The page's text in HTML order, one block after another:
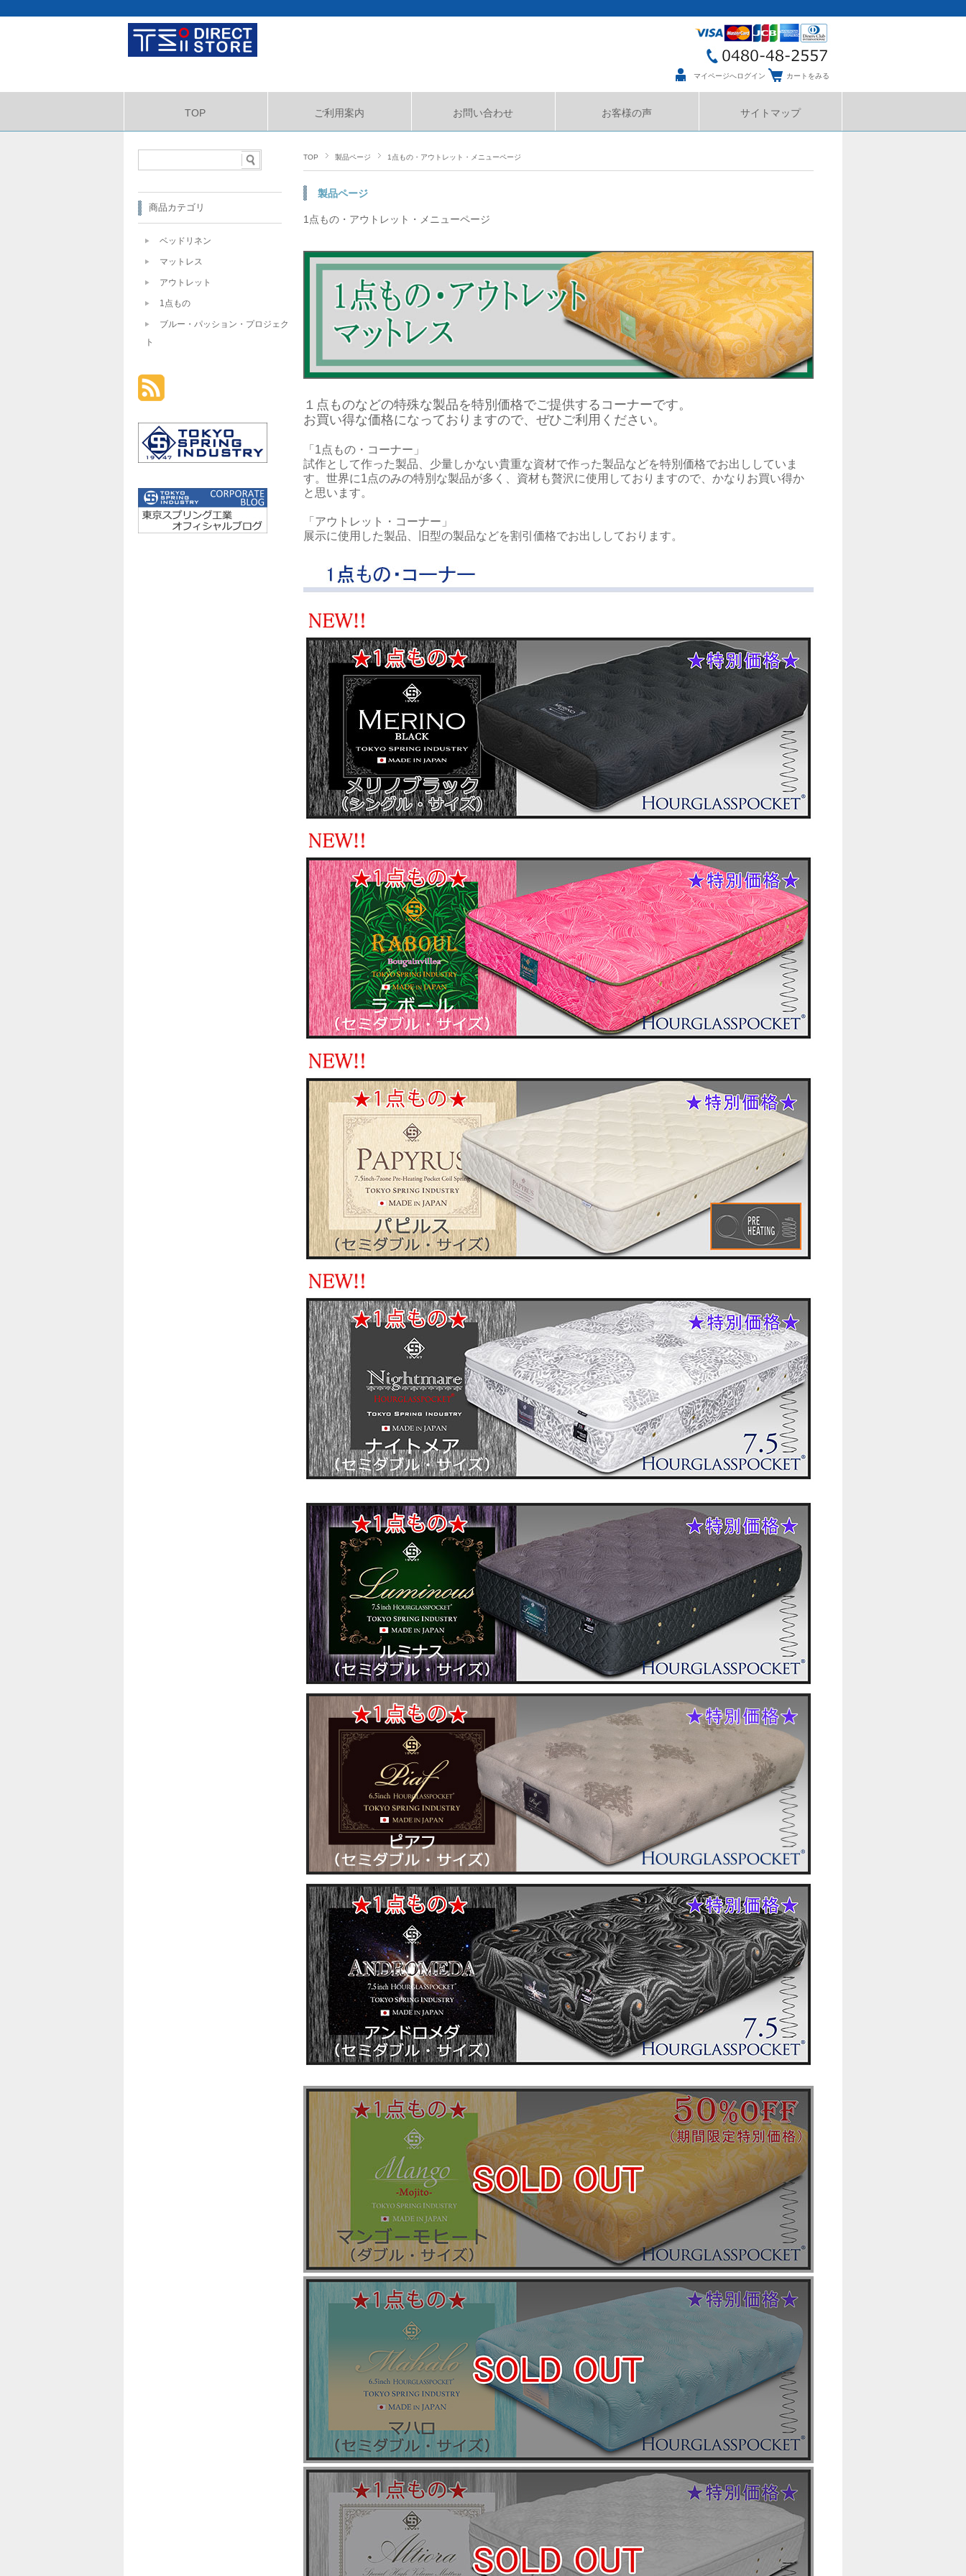
マイページへログイン カートをみる
TOP ご利用案内 お問い合わせ お客様の声 サイトマップ
TOP 製品ページ 1点もの・アウトレット・メニューページ
製品ページ
1点もの・アウトレット・メニューページ
１点ものなどの特殊な製品を特別価格でご提供するコーナーです。
お買い得な価格になっておりますので、ぜひご利用ください。
「1点もの・コーナー」
試作として作った製品、少量しかない貴重な資材で作った製品などを特別価格でお出ししていま
す。世界に1点のみの特別な製品が多く、資材も贅沢に使用しておりますので、かなりお買い得か
と思います。
「アウトレット・コーナー」
展示に使用した製品、旧型の製品などを割引価格でお出ししております。
商品カテゴリ
ベッドリネン
マットレス
アウトレット
1点もの
ブルー・パッション・プロジェク
ト